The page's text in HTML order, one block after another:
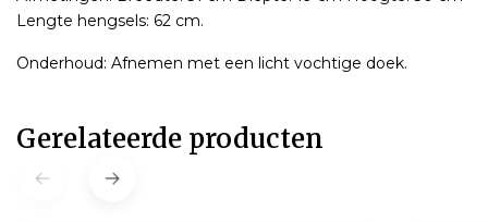
Lengte hengsels: 62 cm.
Onderhoud: Afnemen met een licht vochtige doek.
Gerelateerde producten